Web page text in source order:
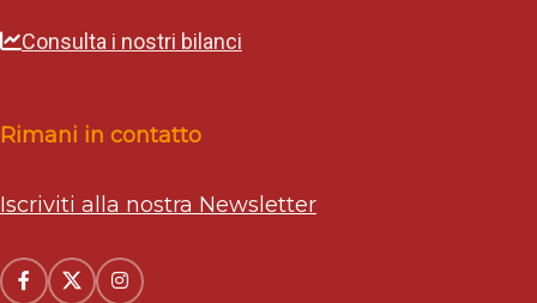
Consulta i nostri bilanci
Rimani in contatto
Iscriviti alla nostra Newsletter